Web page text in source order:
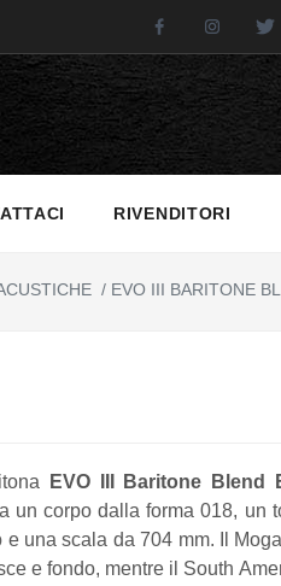
Facebook
RIVENDITORI
/ EVO III BARITONE
EVO III Baritone Blend
un corpo dalla forma 018, un
e una scala da 704 mm. Il
e fondo, mentre il South